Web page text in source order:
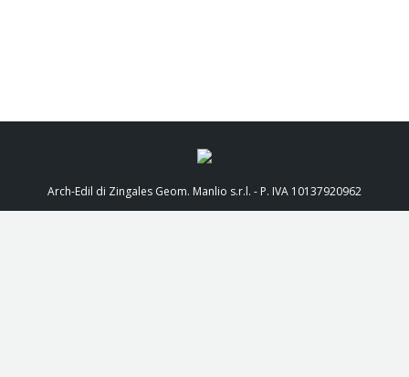
Arch-Edil di Zingales Geom. Manlio s.r.l. - P. IVA 10137920962